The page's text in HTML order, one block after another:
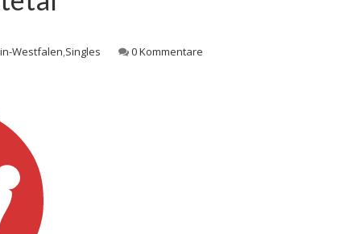
Westfalen,Singles 0 Kommentare